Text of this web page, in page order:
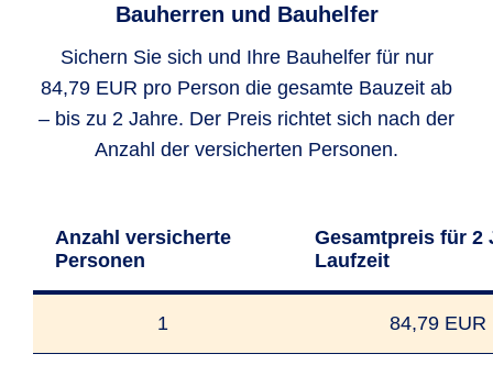
Bauherren und Bauhelfer
Sichern Sie sich und Ihre Bauhelfer für nur
84,79 EUR pro Person die gesamte Bauzeit ab
– bis zu 2 Jahre. Der Preis richtet sich nach der
Anzahl der versicherten Personen.
Anzahl versicherte
Personen
Gesamtpreis für 2
Laufzeit
1 84,79 EUR